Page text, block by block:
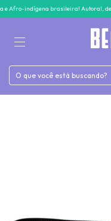
brasileira! Autoral, democrática e